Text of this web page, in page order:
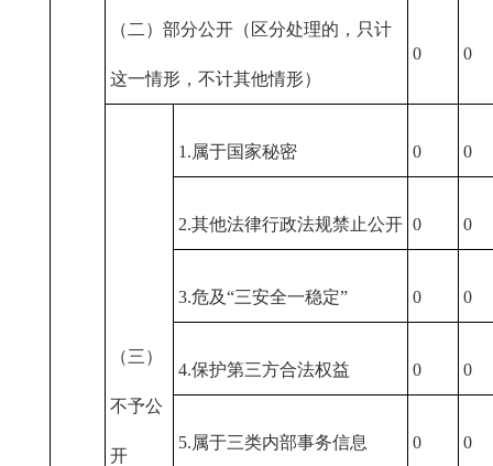
（二）部分公开（区分处理的，只计
这一情形，不计其他情形）
0 0
（三）
不予公
开
1.属于国家秘密 0 0
2.其他法律行政法规禁止公开 0 0
3.危及“三安全一稳定” 0 0
4.保护第三方合法权益 0 0
5.属于三类内部事务信息 0 0